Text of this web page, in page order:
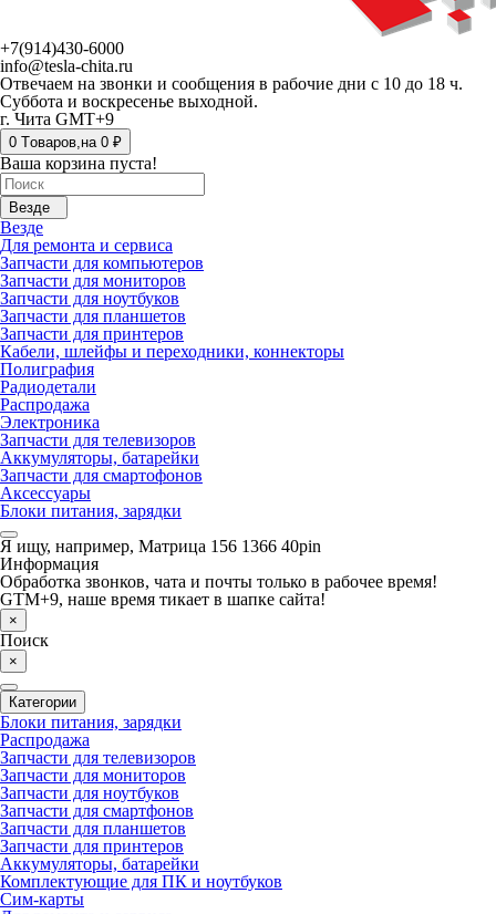
+7(914)430-6000
info@tesla-chita.ru
Отвечаем на звонки и сообщения в рабочие дни с 10 до 18 ч.
Суббота и воскресенье выходной.
г. Чита GMT+9
0 Tоваров,на 0 ₽
Ваша корзина пуста!
Везде
Везде
Для ремонта и сервиса
Запчасти для компьютеров
Запчасти для мониторов
Запчасти для ноутбуков
Запчасти для планшетов
Запчасти для принтеров
Кабели, шлейфы и переходники, коннекторы
Полиграфия
Радиодетали
Распродажа
Электроника
Запчасти для телевизоров
Аккумуляторы, батарейки
Запчасти для смартофонов
Аксессуары
Блоки питания, зарядки
Я ищу, например, Матрица 156 1366 40pin
Информация
Обработка звонков, чата и почты только в рабочее время!
GTM+9, наше время тикает в шапке сайта!
×
Поиск
×
Категории
Блоки питания, зарядки
Распродажа
Запчасти для телевизоров
Запчасти для мониторов
Запчасти для ноутбуков
Запчасти для смартфонов
Запчасти для планшетов
Запчасти для принтеров
Аккумуляторы, батарейки
Комплектующие для ПК и ноутбуков
Сим-карты